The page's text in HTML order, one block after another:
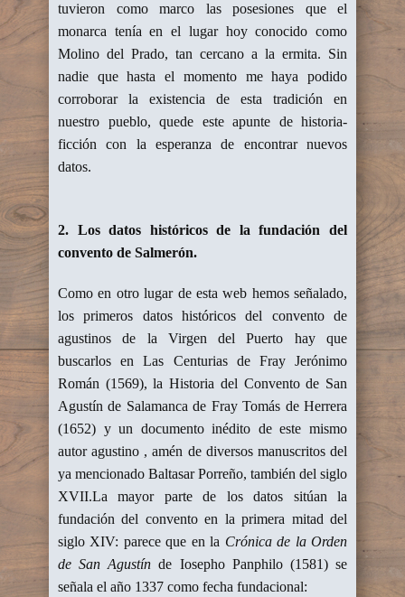
tuvieron como marco las posesiones que el
monarca tenía en el lugar hoy conocido como
Molino del Prado, tan cercano a la ermita. Sin
nadie que hasta el momento me haya podido
corroborar la existencia de esta tradición en
nuestro pueblo, quede este apunte de historia-
ficción con la esperanza de encontrar nuevos
datos.
2. Los datos históricos de la fundación del
convento de Salmerón.
Como en otro lugar de esta web hemos señalado,
los primeros datos históricos del convento de
agustinos de la Virgen del Puerto hay que
buscarlos en Las Centurias de Fray Jerónimo
Román (1569), la Historia del Convento de San
Agustín de Salamanca de Fray Tomás de Herrera
(1652) y un documento inédito de este mismo
autor agustino , amén de diversos manuscritos del
ya mencionado Baltasar Porreño, también del siglo
XVII.La mayor parte de los datos sitúan la
fundación del convento en la primera mitad del
siglo XIV: parece que en la Crónica de la Orden
de San Agustín de Iosepho Panphilo (1581) se
señala el año 1337 como fecha fundacional: